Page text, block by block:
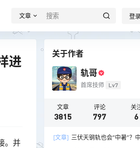
文章 登
进
。并
关于作者
轨哥
首席技师 Lv7
文章
3815
评论
797
关
6
[文章] 三伏天钢轨也会“中暑”？